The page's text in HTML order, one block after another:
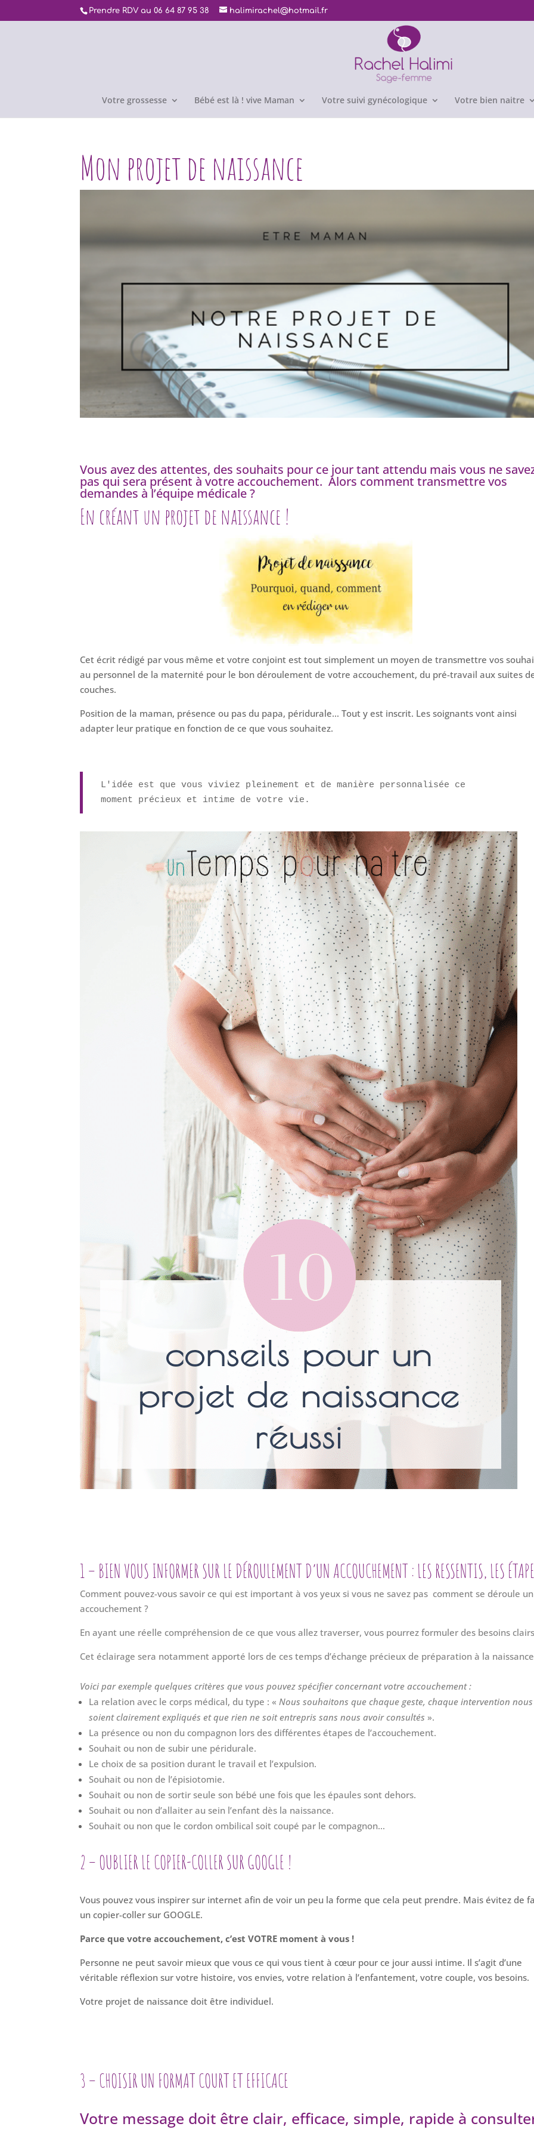
Prendre RDV au 06 64 87 95 38 halimirachel@hotmail.fr
Votre grossesse Bébé est là ! vive Maman Votre suivi gynécologique Votre bien naitre
Mon projet de naissance
Vous avez des attentes, des souhaits pour ce jour tant attendu mais vous ne
pas qui sera présent à votre accouchement. Alors comment transmettre vos
demandes à l’équipe médicale ?
En créant un projet de naissance !
Cet écrit rédigé par vous même et votre conjoint est tout simplement un moyen de transmettre vos
au personnel de la maternité pour le bon déroulement de votre accouchement, du pré-travail aux suites
couches.
Position de la maman, présence ou pas du papa, péridurale… Tout y est inscrit. Les soignants vont ainsi
adapter leur pratique en fonction de ce que vous souhaitez.
L'idée est que vous viviez pleinement et de manière personnalisée ce
moment précieux et intime de votre vie.
1 – BIEN VOUS INFORMER SUR LE DÉROULEMENT D’UN ACCOUCHEMENT : LES RESSENTIS, LES
Comment pouvez-vous savoir ce qui est important à vos yeux si vous ne savez pas comment se déroule un
accouchement ?
En ayant une réelle compréhension de ce que vous allez traverser, vous pourrez formuler des besoins
Cet éclairage sera notamment apporté lors de ces temps d’échange précieux de préparation à la
Voici par exemple quelques critères que vous pouvez spécifier concernant votre accouchement :
La relation avec le corps médical, du type : « Nous souhaitons que chaque geste, chaque intervention nous
soient clairement expliqués et que rien ne soit entrepris sans nous avoir consultés ».
La présence ou non du compagnon lors des différentes étapes de l’accouchement.
Souhait ou non de subir une péridurale.
Le choix de sa position durant le travail et l’expulsion.
Souhait ou non de l’épisiotomie.
Souhait ou non de sortir seule son bébé une fois que les épaules sont dehors.
Souhait ou non d’allaiter ausein l’enfant dès la naissance.
Souhait ou non que le cordon ombilical soit coupé par le compagnon…
2 – OUBLIER LE COPIER-COLLER SUR GOOGLE !
Vous pouvez vous inspirer sur internet afin de voir un peu la forme que cela peut prendre. Mais évitez de
un copier-coller sur GOOGLE.
Parce que votre accouchement, c’est VOTRE moment à vous !
Personne ne peut savoir mieux que vous ce qui vous tient à cœur pour ce jour aussi intime. Il s’agit d’une
véritable réflexion sur votre histoire, vos envies, votre relation à l’enfantement, votre couple, vos besoins.
Votre projet de naissance doit être individuel.
3 – CHOISIR UN FORMAT COURT ET EFFICACE
Votre message doit être clair, efficace, simple, rapide à